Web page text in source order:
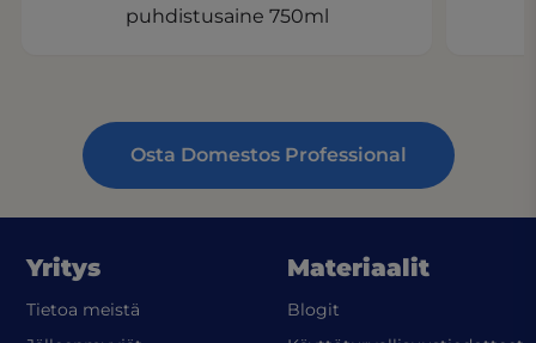
puhdistusaine 750ml
Osta Domestos Professional
Yritys
Tietoa meistä
Materiaalit
Blogit